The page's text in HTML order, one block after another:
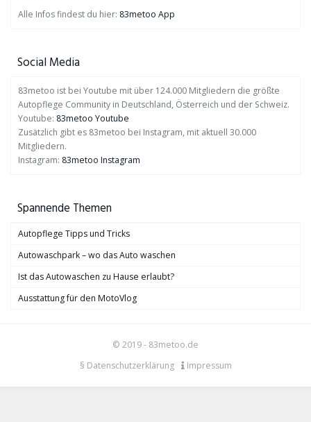
Alle Infos findest du hier: 83metoo App
Social Media
83metoo ist bei Youtube mit über 124.000 Mitgliedern die größte
Autopflege Community in Deutschland, Österreich und der Schweiz.
Youtube: 83metoo Youtube
Zusätzlich gibt es 83metoo bei Instagram, mit aktuell 30.000
Mitgliedern.
Instagram: 83metoo Instagram
Spannende Themen
Autopflege Tipps und Tricks
Autowaschpark – wo das Auto waschen
Ist das Autowaschen zu Hause erlaubt?
Ausstattung für den MotoVlog
© 2019 - 83metoo.de
§ Datenschutzerklärung
Impressum